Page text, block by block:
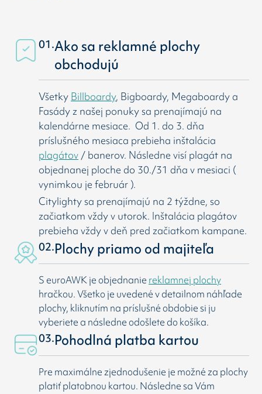
01.Ako sa reklamné plochy
obchodujú
Všetky Billboardy, Bigboardy, Megaboardy a
Fasády z našej ponuky sa prenajímajú na
kalendárne mesiace. Od 1. do 3. dňa
príslušného mesiaca prebieha inštalácia
plagátov / banerov. Následne visí plagát na
objednanej ploche do 30./31 dňa v mesiaci (
vynimkou je február ).
Citylighty sa prenajímajú na 2 týždne, so
začiatkom vždy v utorok. Inštalácia plagátov
prebieha vždy v deň pred začiatkom kampane.
02.Plochy priamo od majiteľa
S euroAWK je objednanie reklamnej plochy
hračkou. Všetko je uvedené v detailnom náhľade
plochy, kliknutím na príslušné obdobie si ju
vyberiete a následne odošlete do košíka.
03.Pohodlná platba kartou
Pre maximálne zjednodušenie je možné za plochy
platiť platobnou kartou. Následne sa Vám